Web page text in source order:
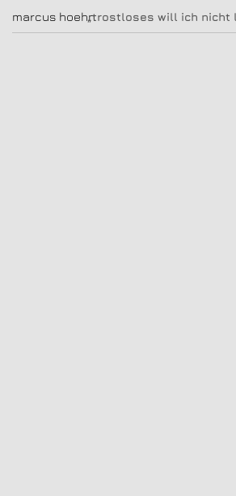
„trostloses will ich nicht
marcus hoehn
|